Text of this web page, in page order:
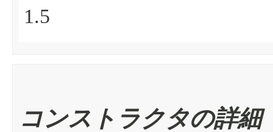
1.5
コンストラクタの詳細